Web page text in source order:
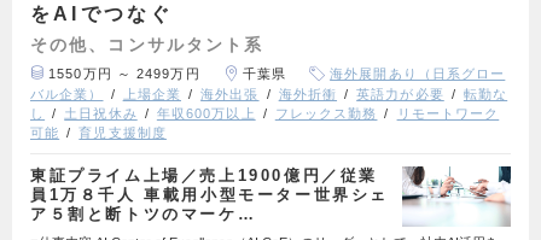
をAIでつなぐ
その他、コンサルタント系
1550万円 ～ 2499万円 千葉県
海外展開あり（日系グロー
バル企業）
上場企業 海外出張 海外折衝 英語力が必要
転勤な
し
土日祝休み 年収600万以上 フレックス勤務
リモートワーク
可能
育児支援制度
東証プライム上場／売上1900億円／従業
員1万８千人 車載用小型モーター世界シェ
ア５割と断トツのマーケ…